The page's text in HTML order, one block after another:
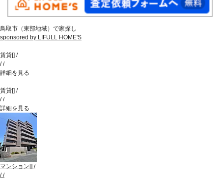
鳥取市（東部地域）で家探し
sponsored by LIFULL HOME'S
賃貸[] /
//
詳細を見る
賃貸[] /
//
詳細を見る
マンション [] /
//